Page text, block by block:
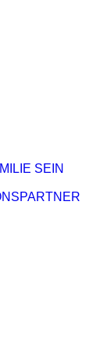
SEIN